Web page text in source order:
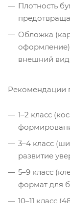
Плотность
Обложка
внешний вид
Рекомендации
1–2 класс
3–4 класс
развитие
5–9 класс
формат для
10–11 класс